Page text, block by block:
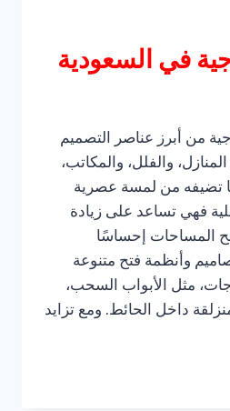
في السعودية
من أبرز عناصر التصميم
والفلل، والمكاتب،
تضيفه من لمسة عصرية
فهي تساعد على زيادة
المساحات إحساسًا
وأنظمة فتح متنوعة
مثل الأبواب السحب،
داخل الحائط. ومع تزايد